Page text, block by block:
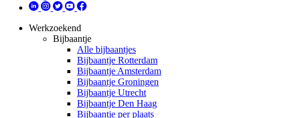
Werkzoekend
Bijbaantje
Alle bijbaantjes
Bijbaantje Rotterdam
Bijbaantje Amsterdam
Bijbaantje Groningen
Bijbaantje Utrecht
Bijbaantje Den Haag
Bijbaantje per plaats